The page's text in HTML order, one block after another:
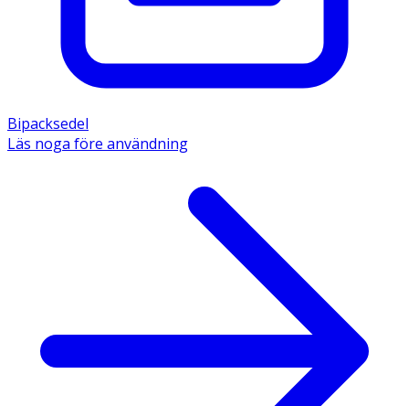
Bipacksedel
Läs noga före användning